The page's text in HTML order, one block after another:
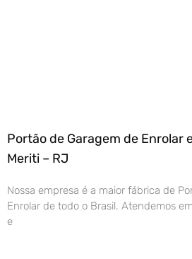
Portão de Garagem de Enrolar
Meriti – RJ
Nossa empresa é a maior fábrica de
Enrolar de todo o Brasil. Atendemos
e